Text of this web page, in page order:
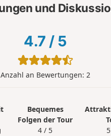
und
4.7 / 5
Anzahl an Bewertungen: 2
Bequemes
Folgen der Tour
4 / 5